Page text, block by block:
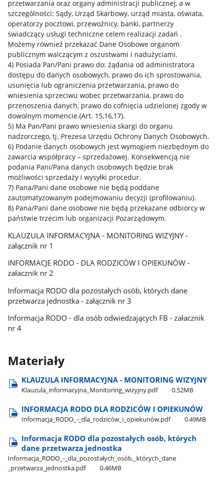
przetwarzania oraz organy administracji publicznej, a w
szczególności: Sądy, Urząd Skarbowy, urząd miasta, oświata,
operatorzy pocztowi, przewoźnicy, banki, partnerzy
świadczący usługi techniczne celem realizacji zadań .
Możemy również przekazać Dane Osobowe organom
publicznym walczącym z oszustwami i nadużyciami.
4) Posiada Pan/Pani prawo do: żądania od administratora
dostępu do danych osobowych, prawo do ich sprostowania,
usunięcia lub ograniczenia przetwarzania, prawo do
wniesienia sprzeciwu wobec przetwarzania, prawo do
przenoszenia danych, prawo do cofnięcia udzielonej zgody w
dowolnym momencie.(Art. 15,16,17).
5) Ma Pan/Pani prawo wniesienia skargi do organu
nadzorczego, tj. Prezesa Urzędu Ochrony Danych Osobowych.
6) Podanie danych osobowych jest wymogiem niezbędnym do
zawarcia współpracy – sprzedażowej. Konsekwencją nie
podania Pani/Pana danych osobowych będzie brak
możliwości sprzedaży i wysyłki procedur.
7) Pana/Pani dane osobowe nie będą poddane
zautomatyzowanym podejmowaniu decyzji (profilowaniu).
8) Pana/Pani dane osobowe nie będą przekazane odbiorcy w
państwie trzecim lub organizacji Pozarządowym.
KLAUZULA INFORMACYJNA - MONITORING WIZYJNY -
załącznik nr 1
INFORMACJE RODO - DLA RODZICÓW I OPIEKUNÓW -
załacznik nr 2
Informacja RODO dla pozostałych osób, których dane
przetwarza jednostka - załącznik nr 3
Informacja RODO - dla osób odwiedzających FB - załacznik
nr 4
Materiały
KLAUZULA INFORMACYJNA - MONITORING WIZYJNY
Klauzula​_informacyjna​_Monitoring​_wizyjny.pdf 0.52MB
INFORMACJA RODO DLA RODZICÓW I OPIEKUNÓW
Informacja​_RODO​_-​_dla​_rodziców​_i​_opiekunów.pdf 0.49MB
Informacja RODO dla pozostałych osób, których
dane przetwarza jednostka
Informacja​_RODO​_-​_dla​_pozostałych​_osób,​_których​_dane​
_przetwarza​_jednostka.pdf
0.46MB